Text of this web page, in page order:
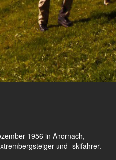
1956 in Ahornach,
und -skifahrer.